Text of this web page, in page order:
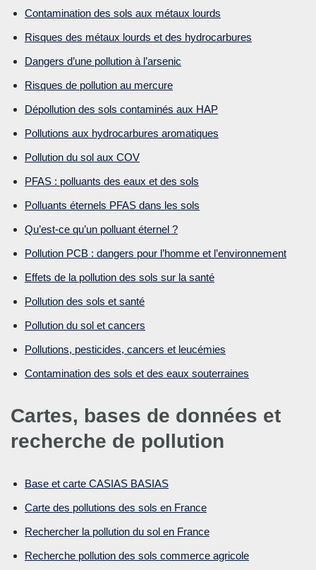
Contamination des sols aux métaux lourds
Risques des métaux lourds et des hydrocarbures
Dangers d’une pollution à l’arsenic
Risques de pollution au mercure
Dépollution des sols contaminés aux HAP
Pollutions aux hydrocarbures aromatiques
Pollution du sol aux COV
PFAS : polluants des eaux et des sols
Polluants éternels PFAS dans les sols
Qu’est-ce qu’un polluant éternel ?
Pollution PCB : dangers pour l’homme et l’environnement
Effets de la pollution des sols sur la santé
Pollution des sols et santé
Pollution du sol et cancers
Pollutions, pesticides, cancers et leucémies
Contamination des sols et des eaux souterraines
Cartes, bases de données et
recherche de pollution
Base et carte CASIAS BASIAS
Carte des pollutions des sols en France
Rechercher la pollution du sol en France
Recherche pollution des sols commerce agricole